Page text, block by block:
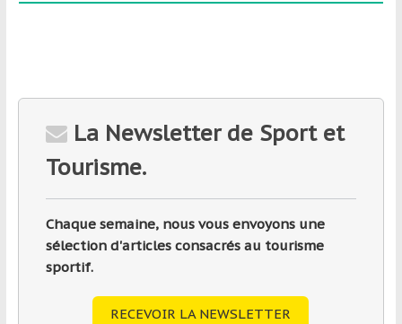
La Newsletter de Sport et
Tourisme.
Chaque semaine, nous vous envoyons une
sélection d'articles consacrés au tourisme
sportif.
RECEVOIR LA NEWSLETTER